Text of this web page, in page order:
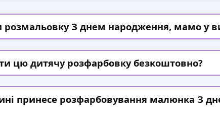
розмальовку З днем народження, мамо у
цю дитячу розфарбовку безкоштовно?
принесе розфарбовування малюнка З